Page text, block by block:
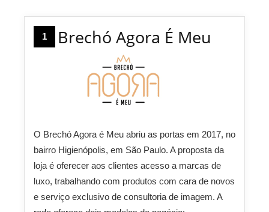
1 Brechó Agora É Meu
O Brechó Agora é Meu abriu as portas em 2017, no
bairro Higienópolis, em São Paulo. A proposta da
loja é oferecer aos clientes acesso a marcas de
luxo, trabalhando com produtos com cara de novos
e serviço exclusivo de consultoria de imagem. A